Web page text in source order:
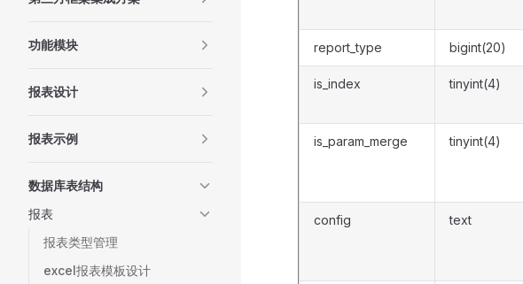
功能模块
报表设计
报表示例
数据库表结构
报表
报表类型管理
excel报表模板设计
report_type bigint(20)
is_index tinyint(4)
is_param_merge tinyint(4)
config text